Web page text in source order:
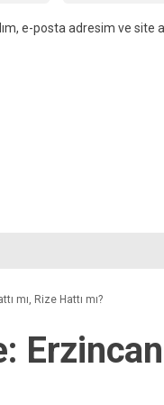
e-posta adresim ve site
mı, Rize Hattı mı?
Erzincan